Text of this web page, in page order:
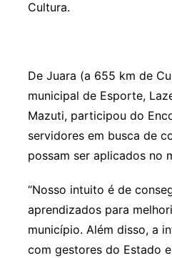
Cultura.
De Juara (a 655 km de
municipal de Esporte,
Mazuti, participou do
servidores em busca de
possam ser aplicados no
“Nosso intuito é de
aprendizados para
município. Além disso, a
com gestores do Estado